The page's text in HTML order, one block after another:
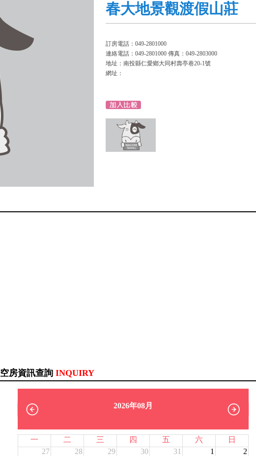
春大地景觀渡假山莊
訂房電話：049-2801000
連絡電話：049-2801000 傳真：049-2803000
地址：南投縣仁愛鄉大同村壽亭巷20-1號
網址：
空房資訊查詢 INQUIRY
2026年08月
一 二 三 四 五 六
日
27
28 29 30 31 1 2